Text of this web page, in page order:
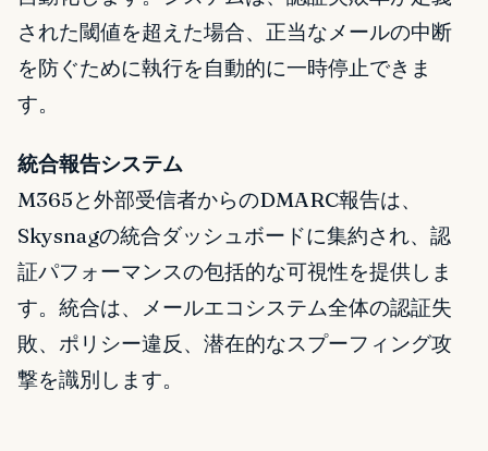
された閾値を超えた場合、正当なメールの中断
を防ぐために執行を自動的に一時停止できま
す。
統合報告システム
M365と外部受信者からのDMARC報告は、
Skysnagの統合ダッシュボードに集約され、認
証パフォーマンスの包括的な可視性を提供しま
す。統合は、メールエコシステム全体の認証失
敗、ポリシー違反、潜在的なスプーフィング攻
撃を識別します。